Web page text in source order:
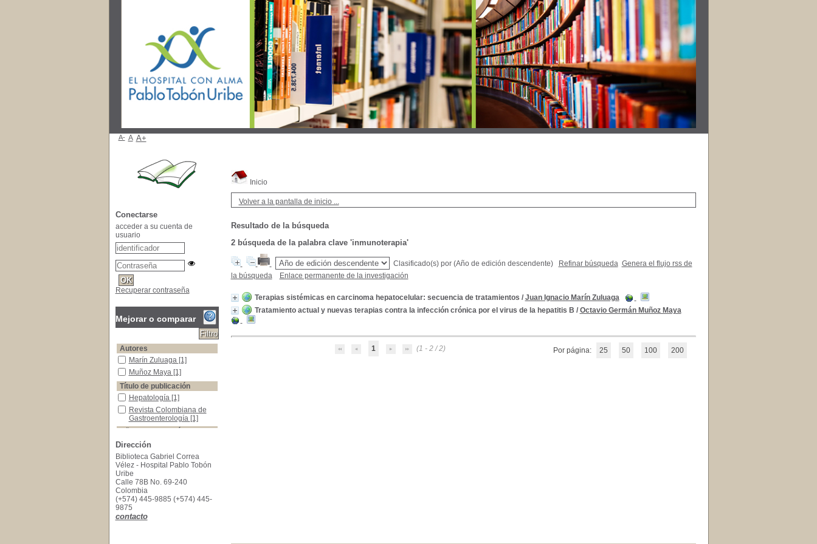
Inicio
Volver a la pantalla de inicio ...
Resultado de la búsqueda
2búsqueda de la palabra clave 'inmunoterapia'
Clasificado(s) por (Año de edición descendente) Refinar búsqueda Genera el flujo rss de
la búsqueda
Enlace permanente de la investigación
Terapias sistémicas en carcinoma hepatocelular: secuencia de tratamientos / Juan Ignacio Marín Zuluaga
Tratamiento actual y nuevas terapias contra la infección crónica por el virus de la hepatitis B / Octavio Germán Muñoz Maya
1 (1 - 2 / 2) Por página: 25 50 100 200
A- A A+
Conectarse
acceder a su cuenta de
usuario
Recuperar contraseña
Mejorar o comparar
Autores
Marín Zuluaga
Marín Zuluaga [1]
Muñoz Maya
Muñoz Maya [1]
Título de publicación
Hepatología
Hepatología [1]
Revista Colombiana de Gastroenterología
Revista Colombiana de
Gastroenterología [1]
20222022[1]
20172017[1]
Palabras clave
inmunoterapia
inmunoterapia[2]
antineoplásicos
antineoplásicos
antivirales
antivirales
carcinoma hepatocelular
carcinoma hepatocelular
Dirección
Biblioteca Gabriel Correa
Vélez - Hospital Pablo Tobón
Uribe
Calle 78B No. 69-240
Colombia
(+574) 445-9885 (+574) 445-
9875
contacto